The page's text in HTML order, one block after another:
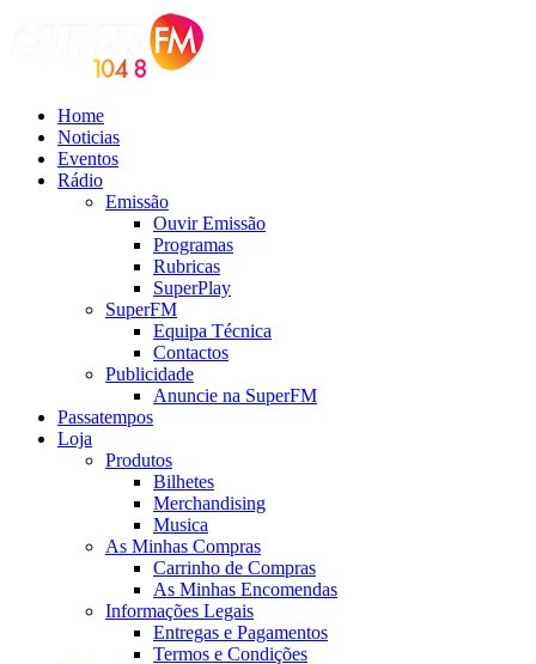
Home
Noticias
Eventos
Rádio
Emissão
Ouvir Emissão
Programas
Rubricas
SuperPlay
SuperFM
Equipa Técnica
Contactos
Publicidade
Anuncie na SuperFM
Passatempos
Loja
Produtos
Bilhetes
Merchandising
Musica
As Minhas Compras
Carrinho de Compras
As Minhas Encomendas
Informações Legais
Entregas e Pagamentos
Termos e Condições